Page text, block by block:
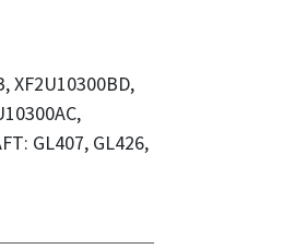
XF2U10300BD,
GL407, GL426,